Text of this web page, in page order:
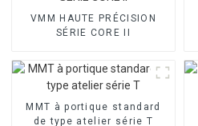
VMM HAUTE PRÉCISION
SÉRIE CORE II
MMT à portique standard
de type atelier série T